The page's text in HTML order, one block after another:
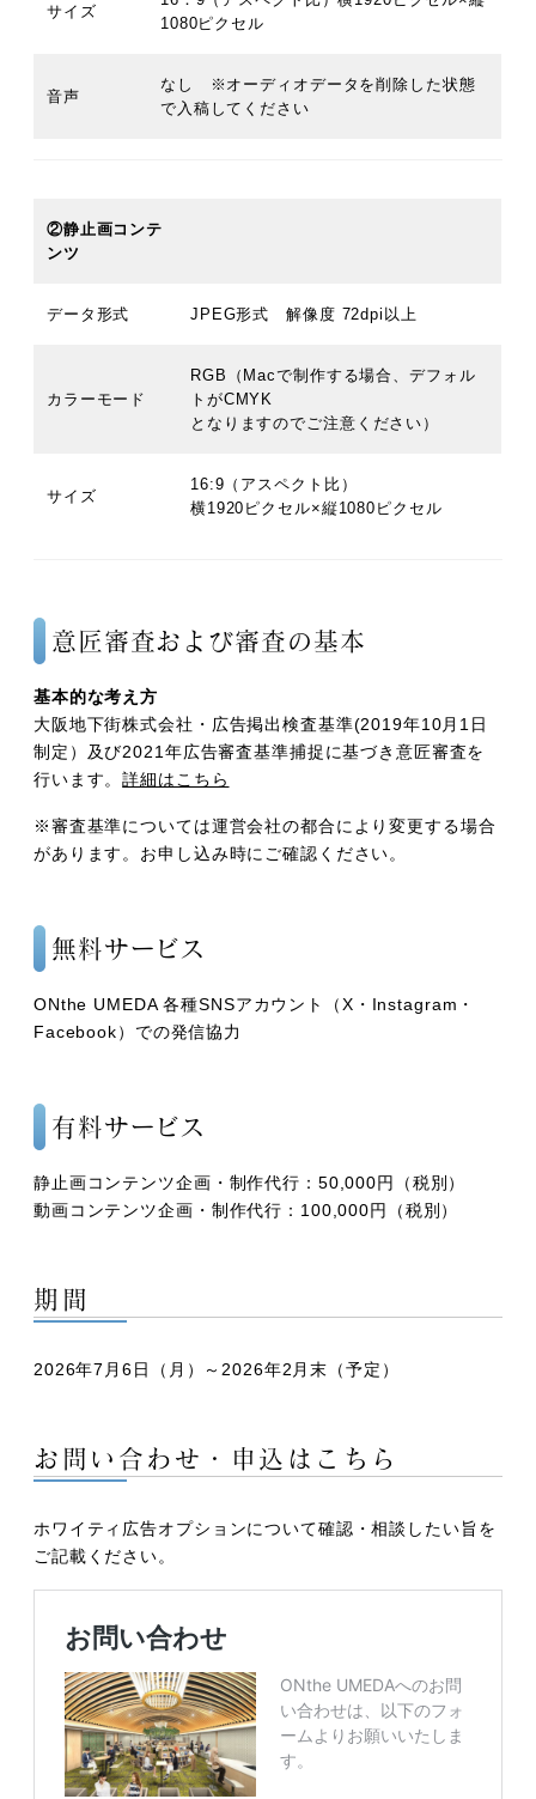
サイズ
1080ピクセル
音声
なし ※オーディオデータを削除した状態
で入稿してください
②静止画コンテ
ンツ
データ形式 JPEG形式 解像度 72dpi以上
カラーモード
RGB（Macで制作する場合、デフォル
トがCMYK
となりますのでご注意ください）
サイズ
16:9（アスペクト比）
横1920ピクセル×縦1080ピクセル
意匠審査および審査の基本
基本的な考え方
大阪地下街株式会社・広告掲出検査基準(2019年10月1日
制定）及び2021年広告審査基準捕捉に基づき意匠審査を
行います。詳細はこちら
※審査基準については運営会社の都合により変更する場合
があります。お申し込み時にご確認ください。
無料サービス
ONthe UMEDA 各種SNSアカウント（X・Instagram・
Facebook）での発信協力
有料サービス
静止画コンテンツ企画・制作代行：50,000円（税別）
動画コンテンツ企画・制作代行：100,000円（税別）
期間
2026年7月6日（月）～2026年2月末（予定）
お問い合わせ・申込はこちら
ホワイティ広告オプションについて確認・相談したい旨を
ご記載ください。